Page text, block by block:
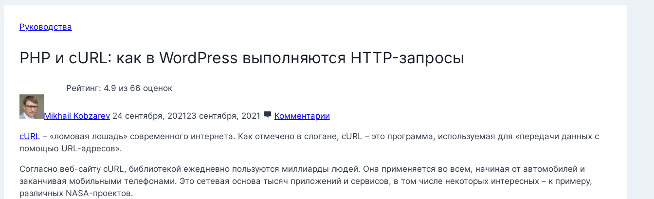
Руководства
PHP и cURL: как в WordPress выполняются HTTP-запросы
Рейтинг: 4.9 из 66 оценок
Mikhail Kobzarev 24 сентября, 202123 сентября, 2021 Комментарии
cURL – «ломовая лошадь» современного интернета. Как отмечено в слогане, cURL – это программа, используемая для «передачи данных с
помощью URL-адресов».
Согласно веб-сайту cURL, библиотекой ежедневно пользуются миллиарды людей. Она применяется во всем, начиная от автомобилей и
заканчивая мобильными телефонами. Это сетевая основа тысяч приложений и сервисов, в том числе некоторых интересных – к примеру,
различных NASA-проектов.